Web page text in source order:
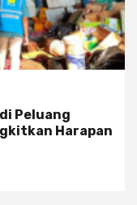
Peluang
Harapan